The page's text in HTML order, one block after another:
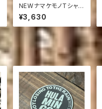
NEWナマケモノTシャツ
GUNMETA/ ORG（ D
ON'T THROW TRAS
H HERE )
¥3,630